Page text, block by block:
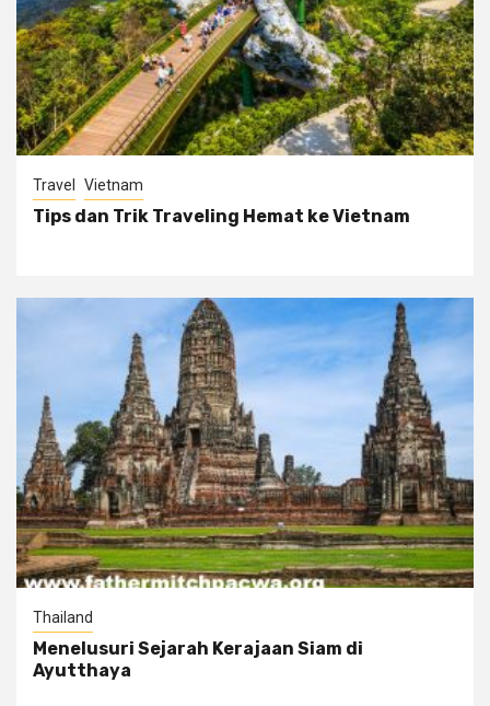
Travel Vietnam
Tips dan Trik Traveling Hemat ke Vietnam
Thailand
Menelusuri Sejarah Kerajaan Siam di
Ayutthaya